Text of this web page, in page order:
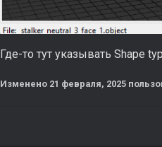
Где-то тут указывать Shape
Изменено 21 февраля, 2025